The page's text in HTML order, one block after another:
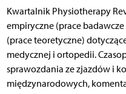
Kwartalnik Physiotherapy
empiryczne (prace
(prace teoretyczne)
medycznej i ortopedii.
sprawozdania ze zjazdów i
międzynarodowych,